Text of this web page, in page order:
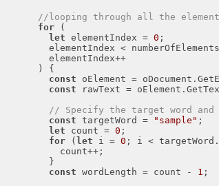
//looping through all the
for
let elementIndex = 0
        elementIndex++
const
const
// Specify the target word
const targetWord = "sample"
let count = 0
for (let i = 0
const wordLength = count - 1